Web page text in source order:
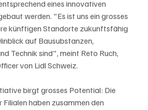
eines innovativen
werden. "Es ist uns ein grosses
künftigen Standorte zukunftsfähig
auf Bausubstanzen,
Technik sind", meint Reto Ruch,
von Lidl Schweiz.
birgt grosses Potential: Die
haben zusammen den